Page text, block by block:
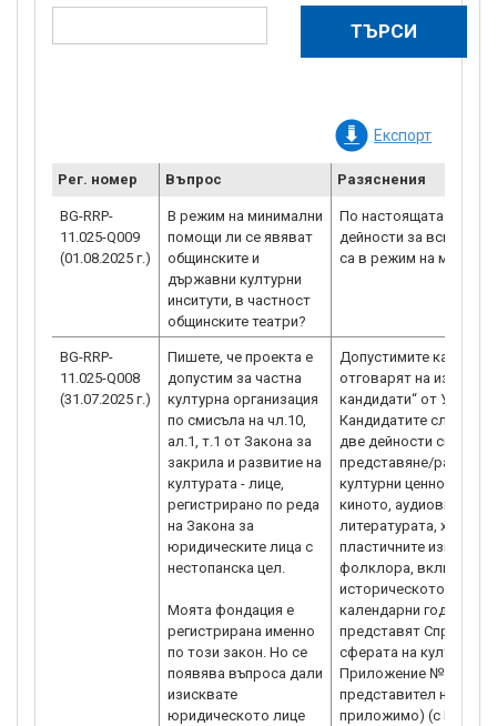
Експорт
Рег. номер Въпрос Разяснения
BG-RRP-
11.025-Q009
(01.08.2025 г.)
В режим на минимални
помощи ли се явяват
общинските и
държавни културни
инситути, в частност
общинските театри?
По настоящата
дейности за всички
са в режим на
BG-RRP-
11.025-Q008
(31.07.2025 г.)
Пишете, че проекта е
допустим за частна
културна организация
по смисъла на чл.10,
ал.1, т.1 от Закона за
закрила и развитие на
културата - лице,
регистрирано по реда
на Закона за
юридическите лица с
нестопанска цел.
Моята фондация е
регистрирана именно
по този закон. Но се
появява въпроса дали
изисквате
юридическото лице
Допустимите
отговарят на
кандидати“ от
Кандидатите следва
две дейности
представяне/
културни ценности в
киното,
литературата,
пластичните
фолклора,
историческото
календарни години
представят Справка-
сферата на
Приложение № 4 се
представител на
приложимо) (с КЕП